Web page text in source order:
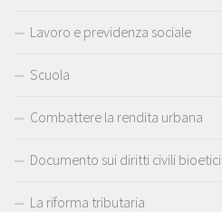
Lavoro e previdenza sociale
Scuola
Combattere la rendita urbana
Documento sui diritti civili bioetici
La riforma tributaria